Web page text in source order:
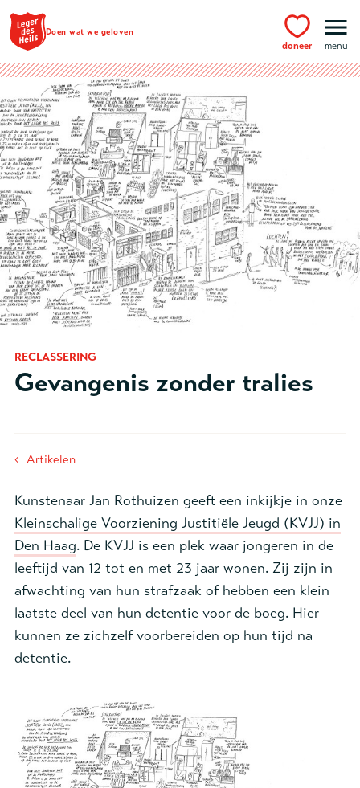
Ga naar hoofdinhoud
Doen wat we geloven
doneer menu
RECLASSERING
Gevangenis zonder tralies
‹ Artikelen
Kunstenaar Jan Rothuizen geeft een inkijkje in onze
Kleinschalige Voorziening Justitiële Jeugd (KVJJ) in
Den Haag. De KVJJ is een plek waar jongeren in de
leeftijd van 12 tot en met 23 jaar wonen. Zij zijn in
afwachting van hun strafzaak of hebben een klein
laatste deel van hun detentie voor de boeg. Hier
kunnen ze zichzelf voorbereiden op hun tijd na
detentie.